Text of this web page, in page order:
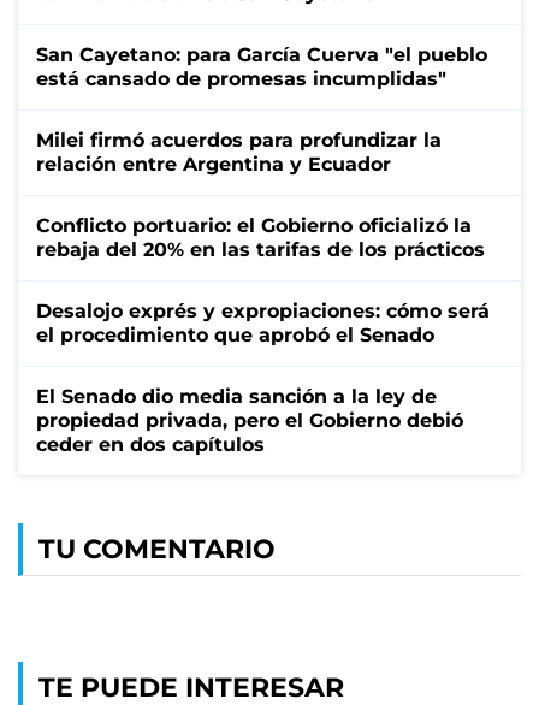
San Cayetano: para García Cuerva "el pueblo
está cansado de promesas incumplidas"
Milei firmó acuerdos para profundizar la
relación entre Argentina y Ecuador
Conflicto portuario: el Gobierno oficializó la
rebaja del 20% en las tarifas de los prácticos
Desalojo exprés y expropiaciones: cómo será
el procedimiento que aprobó el Senado
El Senado dio media sanción a la ley de
propiedad privada, pero el Gobierno debió
ceder en dos capítulos
TU COMENTARIO
TE PUEDE INTERESAR